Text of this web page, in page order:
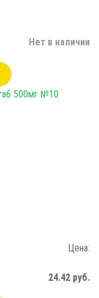
Нет в наличии
Цена:
24.42 руб.